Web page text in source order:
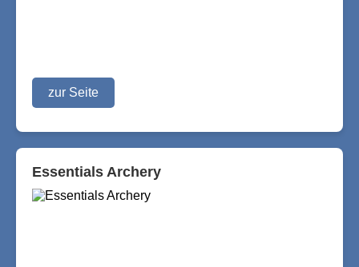
zur Seite
Essentials Archery